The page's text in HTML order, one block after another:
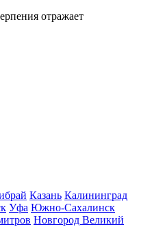
отражает
Казань Калининград
Уфа Южно-Сахалинск
Новгород Великий